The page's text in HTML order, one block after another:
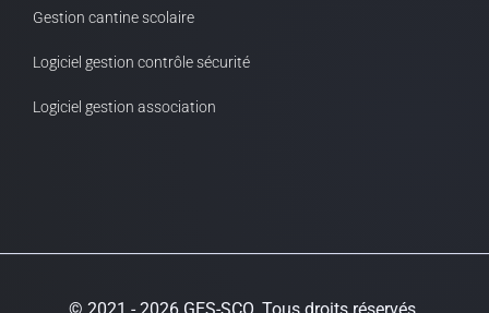
Gestion cantine scolaire
Logiciel gestion contrôle sécurité
Logiciel gestion association